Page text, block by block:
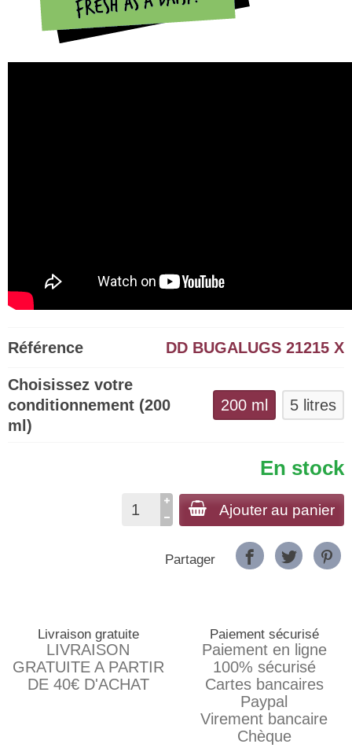
Référence DD BUGALUGS 21215 X
Choisissez votre
conditionnement (200
ml)
200 ml 5 litres
En stock
Ajouter au panier
Partager
Livraison gratuite
LIVRAISON
GRATUITE A PARTIR
DE 40€ D'ACHAT
Paiement sécurisé
Paiement en ligne
100% sécurisé
Cartes bancaires
Paypal
Virement bancaire
Chèque